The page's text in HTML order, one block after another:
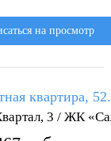
на просмотр
квартира,
3 / ЖК